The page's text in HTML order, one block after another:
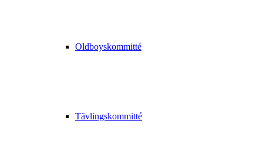
Oldboyskommitté
Tävlingskommitté